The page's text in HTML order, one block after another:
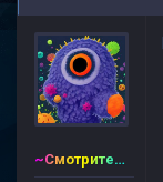
~Смотритель~CSDM ©